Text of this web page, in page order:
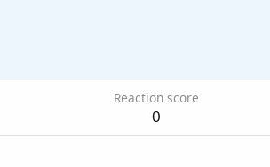
Reaction score
0